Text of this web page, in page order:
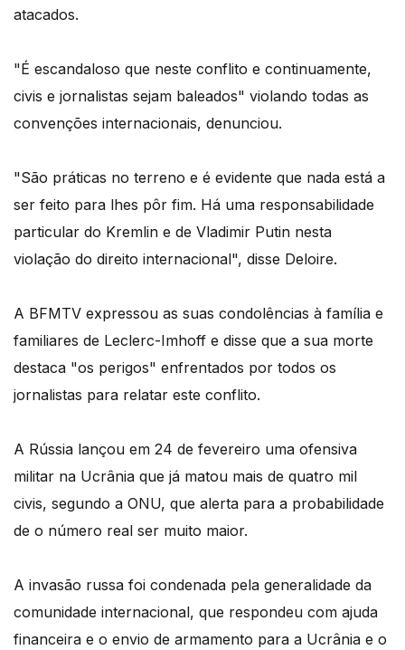
atacados.
"É escandaloso que neste conflito e continuamente,
civis e jornalistas sejam baleados" violando todas as
convenções internacionais, denunciou.
"São práticas no terreno e é evidente que nada está a
ser feito para lhes pôr fim. Há uma responsabilidade
particular do Kremlin e de Vladimir Putin nesta
violação do direito internacional", disse Deloire.
A BFMTV expressou as suas condolências à família e
familiares de Leclerc-Imhoff e disse que a sua morte
destaca "os perigos" enfrentados por todos os
jornalistas para relatar este conflito.
A Rússia lançou em 24 de fevereiro uma ofensiva
militar na Ucrânia que já matou mais de quatro mil
civis, segundo a ONU, que alerta para a probabilidade
de o número real ser muito maior.
A invasão russa foi condenada pela generalidade da
comunidade internacional, que respondeu com ajuda
financeira e o envio de armamento para a Ucrânia e o